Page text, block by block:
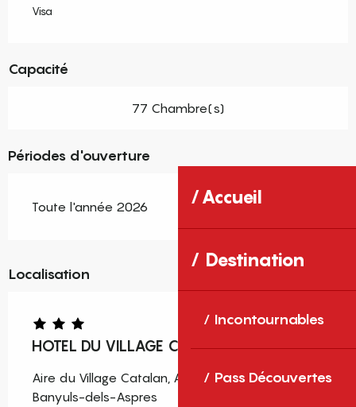
Accueil
Destination
Incontournables
Pass Découvertes
Visa
Capacité
77 Chambre(s)
Périodes d'ouverture
Toute l'année 2026
Localisation
HOTEL DU VILLAGE CATALAN
Aire du Village Catalan, Autoroute A9, 66300
Banyuls-dels-Aspres